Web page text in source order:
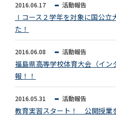
2016.06.17 活動報告
Ⅰコース２学年を対象に国公立
た！
2016.06.08 活動報告
福島県高等学校体育大会（イン
報！！
2016.05.31 活動報告
教育実習スタート！ 公開授業